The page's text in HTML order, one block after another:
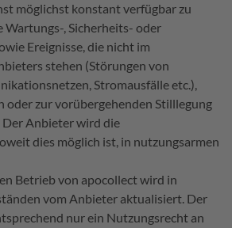
möglichst konstant verfügbar zu
Wartungs-, Sicherheits- oder
Ereignisse, die nicht im
stehen (Störungen von
Stromausfälle etc.),
oder zur vorübergehenden Stilllegung
Anbieter wird die
dies möglich ist, in nutzungsarmen
Betrieb von apocollect wird in
vom Anbieter aktualisiert. Der
nur ein Nutzungsrecht an